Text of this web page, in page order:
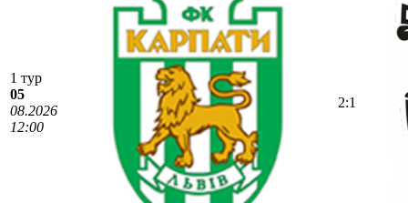
1 тур
05
08.2026
12:00
2:1